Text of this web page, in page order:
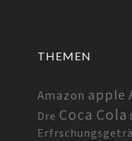
THEMEN
Amazon apple
Dre Coca Cola